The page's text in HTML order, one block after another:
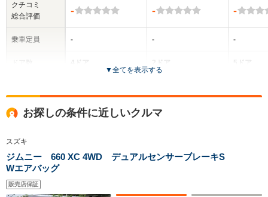
クチコミ
総合評価
乗車定員
サイズ
(全長x全幅x全高)
-
-
4ドア
全高
-m
-
-
2ドア
全高
-m
全長
-
-
5ドア
▼全てを表示する
お探しの条件に近しいクルマ
スズキ
ジムニー 660 XC 4WD デュアルセンサーブレーキS
Wエアバッグ
販売店保証